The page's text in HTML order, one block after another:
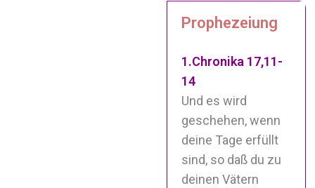
Prophezeiung
1.Chronika 17,11-
14
Und es wird
geschehen, wenn
deine Tage erfüllt
sind, so daß du zu
deinen Vätern